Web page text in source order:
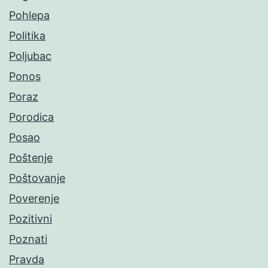
Pohlepa
Politika
Poljubac
Ponos
Poraz
Porodica
Posao
Poštenje
Poštovanje
Poverenje
Pozitivni
Poznati
Pravda